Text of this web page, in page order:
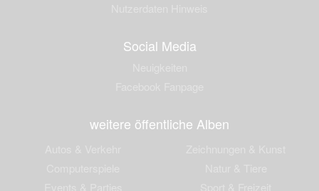
Social Media
weitere öffentliche Alben